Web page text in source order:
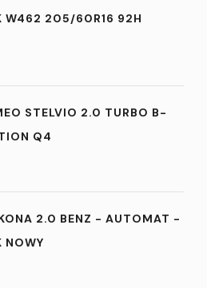
W462 205/60R16 92H
STELVIO 2.0 TURBO B-
Q4
2.0 BENZ - AUTOMAT -